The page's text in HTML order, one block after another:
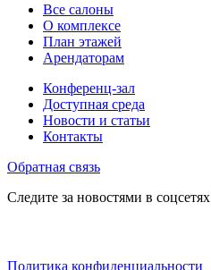
Все салоны
О комплексе
План этажей
Арендаторам
Конференц-зал
Доступная среда
Новости и статьи
Контакты
Обратная связь
Следите за новостями в соцсетях
Политика конфиденциальности